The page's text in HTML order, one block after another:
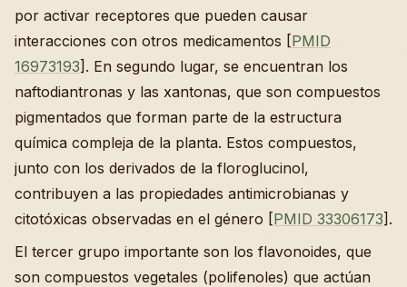
por activar receptores que pueden causar
interacciones con otros medicamentos [PMID
16973193]. En segundo lugar, se encuentran los
naftodiantronas y las xantonas, que son compuestos
pigmentados que forman parte de la estructura
química compleja de la planta. Estos compuestos,
junto con los derivados de la floroglucinol,
contribuyen a las propiedades antimicrobianas y
citotóxicas observadas en el género [PMID 33306173].
El tercer grupo importante son los flavonoides, que
son compuestos vegetales (polifenoles) que actúan